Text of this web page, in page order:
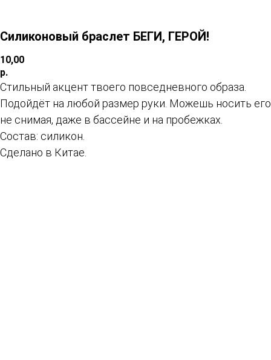
Силиконовый браслет БЕГИ, ГЕРОЙ!
10,00
р.
Стильный акцент твоего повседневного образа.
Подойдёт на любой размер руки. Можешь носить его
не снимая, даже в бассейне и на пробежках.
Состав: силикон.
Сделано в Китае.